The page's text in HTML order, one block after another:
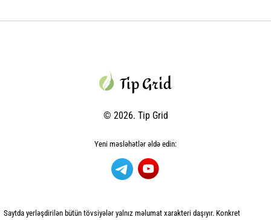
© 2026. Tip Grid
Yeni məsləhətlər əldə edin:
Saytda yerləşdirilən bütün tövsiyələr yalnız məlumat xarakteri daşıyır. Konkret